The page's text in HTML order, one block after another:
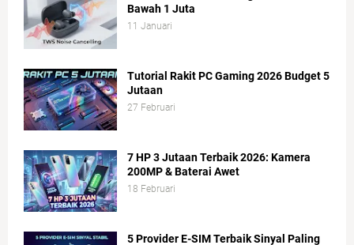
Bawah 1 Juta
11 Januari
Tutorial Rakit PC Gaming 2026 Budget 5
Jutaan
27 Februari
7 HP 3 Jutaan Terbaik 2026: Kamera
200MP & Baterai Awet
18 Februari
5 Provider E-SIM Terbaik Sinyal Paling